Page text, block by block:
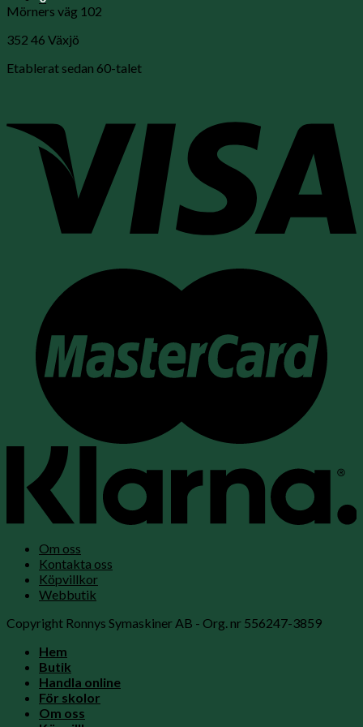
Mörners väg 102
352 46 Växjö
Etablerat sedan 60-talet
Om oss
Kontakta oss
Köpvillkor
Webbutik
Copyright Ronnys Symaskiner AB - Org. nr 556247-3859
Hem
Butik
Handla online
För skolor
Om oss